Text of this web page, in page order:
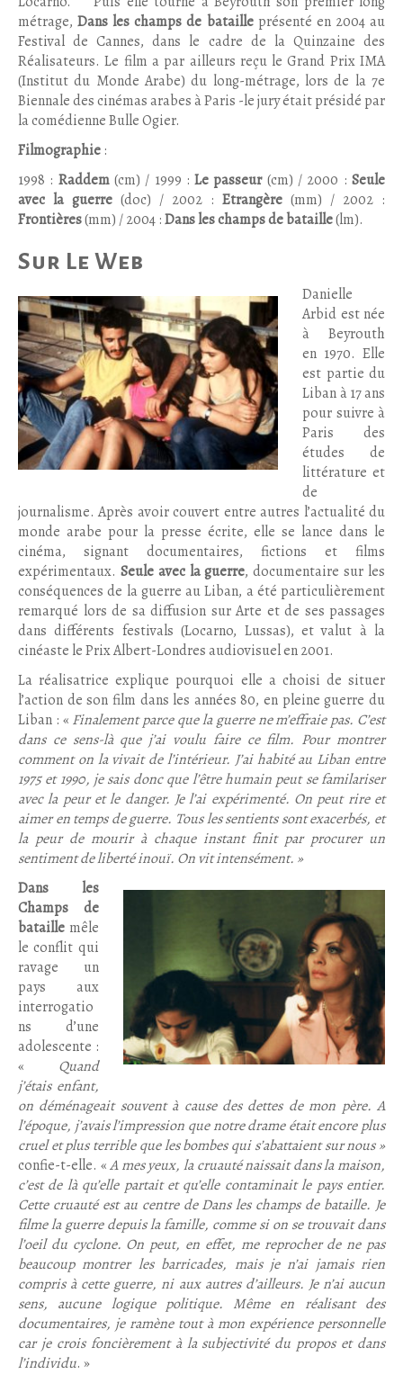
métrage,Dans les champs de batailleprésenté en 2004 au
Festival de Cannes, dans le cadre de la Quinzaine des
Réalisateurs. Le film a par ailleurs reçu le Grand Prix IMA
(Institut du Monde Arabe) du long-métrage, lors de la 7e
Biennale des cinémas arabes à Paris -le jury était présidé par
la comédienne Bulle Ogier.
Filmographie :
1998 : Raddem(cm) / 1999 : Le passeur(cm) / 2000 :Seule
avec la guerre (doc) / 2002 : Etrangère (mm) / 2002 :
Frontières(mm) / 2004 :Dans les champs de bataille(lm).
Sur Le Web
Danielle
Arbid est née
à Beyrouth
en 1970. Elle
est partie du
Liban à 17 ans
pour suivre à
Paris des
études de
littérature et
de
journalisme. Après avoir couvert entre autres l’actualité du
monde arabe pour la presse écrite, elle se lance dans le
cinéma, signant documentaires, fictions et films
expérimentaux. Seule avec la guerre, documentaire sur les
conséquences de la guerre au Liban, a été particulièrement
remarqué lors de sa diffusion sur Arte et de ses passages
dans différents festivals (Locarno, Lussas), et valut à la
cinéaste le Prix Albert-Londres audiovisuel en 2001.
La réalisatrice explique pourquoi elle a choisi de situer
l’action de son film dans les années 80, en pleine guerre du
Liban : « Finalement parce que la guerre ne m’effraie pas. C’est
dans ce sens-là que j’ai voulu faire ce film. Pour montrer
comment on la vivait de l’intérieur. J’ai habité au Liban entre
1975 et 1990, je sais donc que l’être humain peut se familariser
avec la peur et le danger. Je l’ai expérimenté. On peut rire et
aimer en temps de guerre. Tous les sentients sont exacerbés, et
la peur de mourir à chaque instant finit par procurer un
sentiment de liberté inouï. On vit intensément. »
Dans les
Champs de
bataille mêle
le conflit qui
ravage un
pays aux
interrogatio
ns d’une
adolescente :
« Quand
j’étais enfant,
on déménageait souvent à cause des dettes de mon père. A
l’époque, j’avais l’impression que notre drame était encore plus
cruel et plus terrible que les bombes qui s’abattaient sur nous »
confie-t-elle. «A mes yeux, la cruauté naissait dans la maison,
c’est de là qu’elle partait et qu’elle contaminait le pays entier.
Cette cruauté est au centre de Dans les champs de bataille. Je
filme la guerre depuis la famille, comme si on se trouvait dans
l’oeil du cyclone. On peut, en effet, me reprocher de ne pas
beaucoup montrer les barricades, mais je n’ai jamais rien
compris à cette guerre, ni aux autres d’ailleurs. Je n’ai aucun
sens, aucune logique politique. Même en réalisant des
documentaires, je ramène tout à mon expérience personnelle
car je crois foncièrement à la subjectivité du propos et dans
l’individu. »